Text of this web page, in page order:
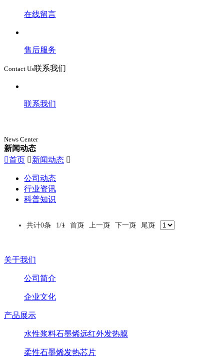
在线留言
售后服务
Contact Us联系我们
联系我们
News Center
新闻动态
首页 新闻动态 
公司动态
行业资讯
科普知识
共计0条 1/1 首页 上一页 下一页 尾页
关于我们
公司简介
企业文化
产品展示
水性浆料石墨烯远红外发热膜
柔性石墨烯发热芯片